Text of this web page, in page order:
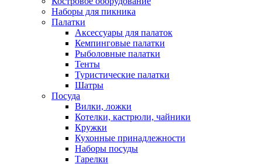
Наборы для пикника
Палатки
Аксессуары для палаток
Кемпинговые палатки
Рыболовные палатки
Тенты
Туристические палатки
Шатры
Посуда
Вилки, ложки
Котелки, кастрюли, чайники
Кружки
Кухонные принадлежности
Наборы посуды
Тарелки